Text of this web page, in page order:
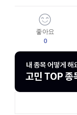
좋아요
0